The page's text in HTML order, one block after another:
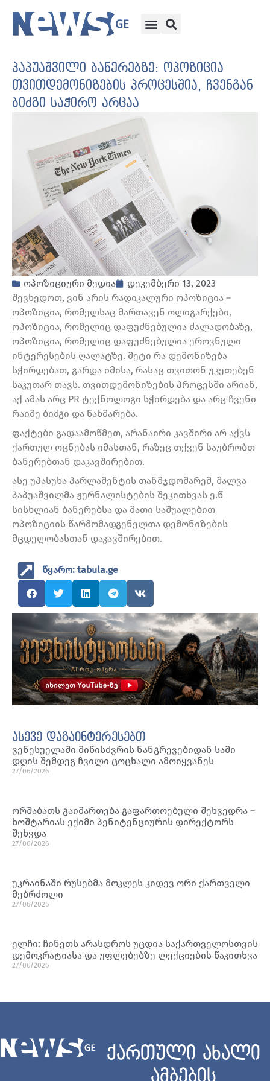
პაპუაშვილი ბანერებზე: ოპოზიცია
თვითდემონიზების პროცესშია, ჩვენგან
ბიძგი საჭირო არცაა
ოპოზიციური მედია
დეკემბერი 13, 2023
შევხედოთ, ვინ არის რადიკალური ოპოზიცია –
ოპოზიცია, რომელსაც მართავენ ოლიგარქები,
ოპოზიცია, რომელიც დაფუძნებულია ძალადობაზე,
ოპოზიცია, რომელიც დაფუძნებულია ეროვნული
ინტერესების ღალატზე. მეტი რა დემონიზება
სჭირდებათ, გარდა იმისა, რასაც თვითონ უკეთებენ
საკუთარ თავს. თვითდემონიზების პროცესში არიან,
აქ ამას არც PR ტექნოლოგი სჭირდება და არც ჩვენი
რაიმე ბიძგი და წახმარება.
ფაქტები გადაამოწმეთ, არანაირი კავშირი არ აქვს
ქართულ ოცნებას იმასთან, რაზეც თქვენ საუბრობთ
ბანერებთან დაკავშირებით.
ასე უპასუხა პარლამენტის თანმჯდომარემ, შალვა
პაპუაშვილმა ჟურნალისტების შეკითხვას ე.წ
სისხლიან ბანერებსა და მათი საშუალებით
ოპოზიციის წარმომადგენელთა დემონიზების
მცდელობასთან დაკავშირებით.
წყარო: tabula.ge
ასევე დაგაინტერესებთ
ვენესუელაში მიწისძვრის ნანგრევებიდან სამი
დღის შემდეგ ჩვილი ცოცხალი ამოიყვანეს
27/06/2026
ორშაბათს გაიმართება გაფართოებული შეხვედრა –
ხოშტარიას ექიმი პენიტენციურის დირექტორს
შეხვდა
27/06/2026
უკრაინაში რუსებმა მოკლეს კიდევ ორი ქართველი
მებრძოლი
27/06/2026
ელჩი: ჩინეთს არასდროს უცდია საქართველოსთვის
დემოკრატიასა და უფლებებზე ლექციების წაკითხვა
27/06/2026
ქართული ახალი
ამბების